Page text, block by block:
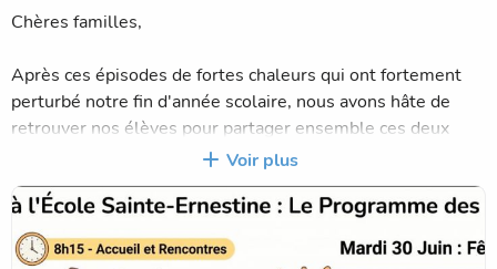
Chères familles,
Après ces épisodes de fortes chaleurs qui ont fortement
perturbé notre fin d'année scolaire, nous avons hâte de
retrouver nos élèves pour partager ensemble ces deux
derniers jours à l'école Sainte-Ernestine.
Lundi 29 juin : matinée d'intégration
L'ouverture du portail se fera à 8h15, comme
Voir plus